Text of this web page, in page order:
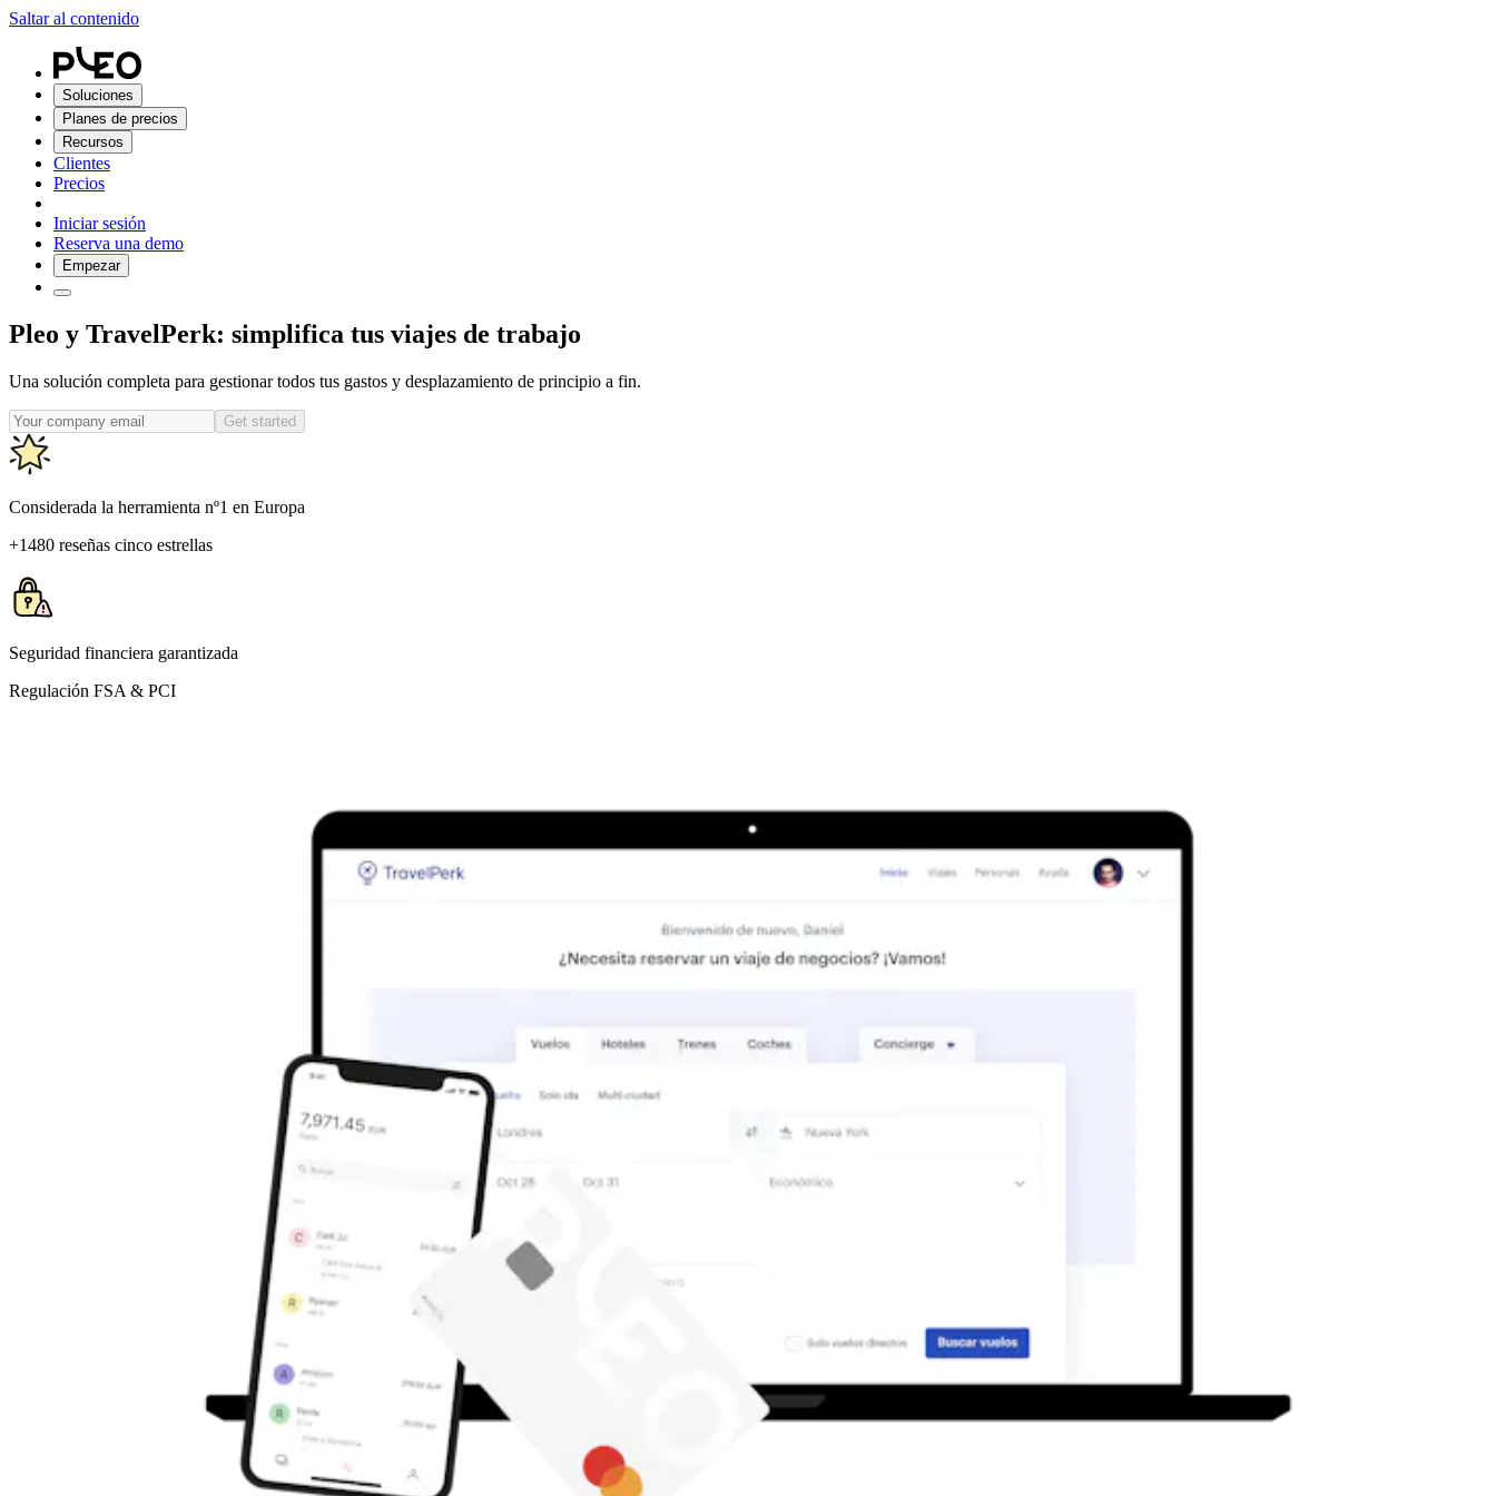
Saltar al contenido
Soluciones
Planes de precios
Recursos
Clientes
Precios
Iniciar sesión
Reserva una demo
Empezar
Pleo y TravelPerk: simplifica tus viajes de trabajo
Una solución completa para gestionar todos tus gastos y desplazamiento de principio a fin.
Get started
Considerada la herramienta nº1 en Europa
+1480 reseñas cinco estrellas
Seguridad financiera garantizada
Regulación FSA & PCI